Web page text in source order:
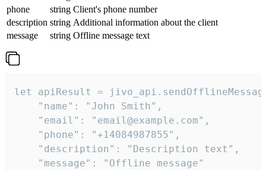
phone
string Client's phone number
description string Additional information about the client
message
string Offline message text
let apiResult =
    "name": "John Smith",
    "email": "email@example.com",
    "phone": "+14084987855",
    "description": "Description text",
    "message": "Offline message"